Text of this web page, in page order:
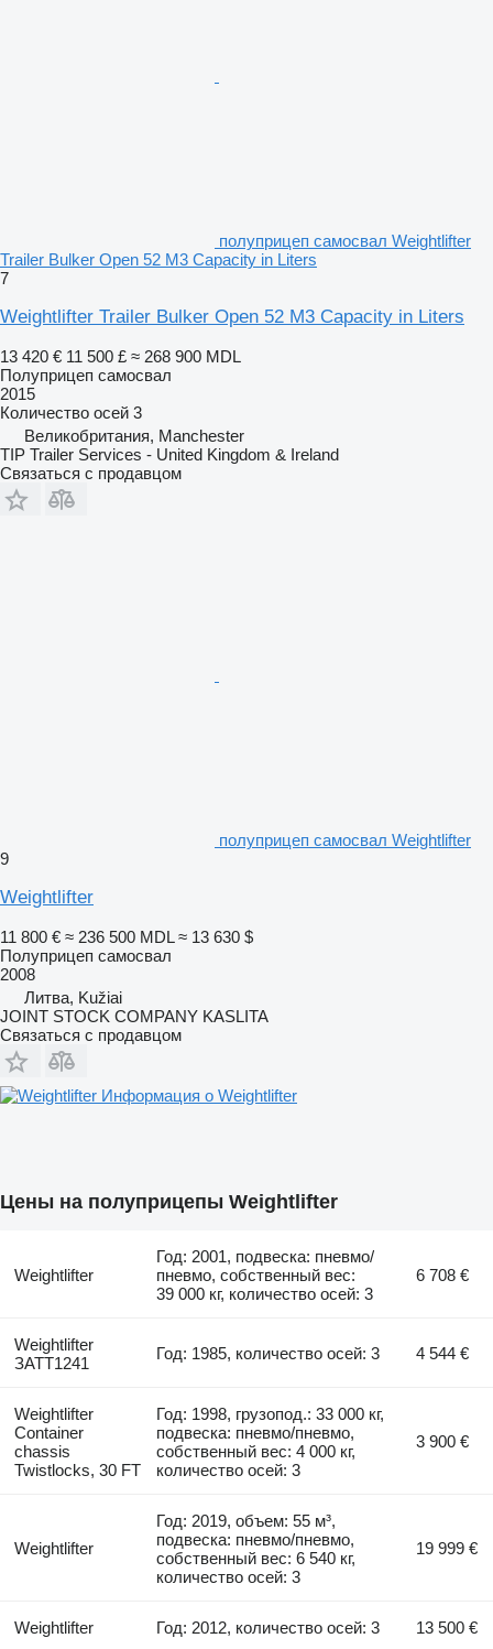
полуприцеп самосвал Weightlifter
Trailer Bulker Open 52 M3 Capacity in Liters
7
Weightlifter Trailer Bulker Open 52 M3 Capacity in Liters
13 420 € 11 500 £ ≈ 268 900 MDL
Полуприцеп самосвал
2015
Количество осей 3
Великобритания, Manchester
TIP Trailer Services - United Kingdom & Ireland
Связаться с продавцом
полуприцеп самосвал Weightlifter
9
Weightlifter
11 800 € ≈ 236 500 MDL ≈ 13 630 $
Полуприцеп самосвал
2008
Литва, Kužiai
JOINT STOCK COMPANY KASLITA
Связаться с продавцом
Информация о Weightlifter
Цены на полуприцепы Weightlifter
Weightlifter
Год: 2001, подвеска: пневмо/
пневмо, собственный вес:
39 000 кг, количество осей: 3
6 708 €
Weightlifter
ЗАТТ1241
Год: 1985, количество осей: 3 4 544 €
Weightlifter
Container
chassis
Twistlocks, 30 FT
Год: 1998, грузопод.: 33 000 кг,
подвеска: пневмо/пневмо,
собственный вес: 4 000 кг,
количество осей: 3
3 900 €
Weightlifter
Год: 2019, объем: 55 м³,
подвеска: пневмо/пневмо,
собственный вес: 6 540 кг,
количество осей: 3
19 999 €
Weightlifter Год: 2012, количество осей: 3 13 500 €